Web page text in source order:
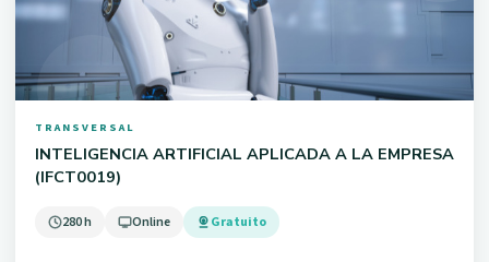
TRANSVERSAL
INTELIGENCIA ARTIFICIAL APLICADA A LA EMPRESA
(IFCT0019)
280 h Online Gratuito